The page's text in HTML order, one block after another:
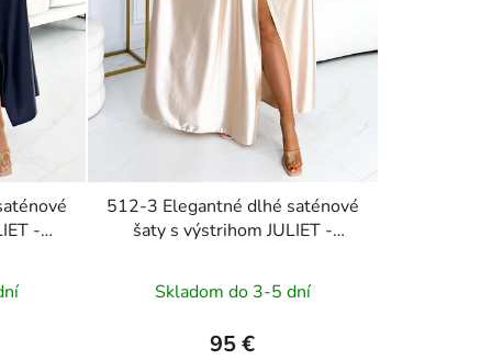
-
512-3 Elegantné dlhé saténové
šaty s výstrihom JULIET -
Skladom do 3-5 dní
95 €